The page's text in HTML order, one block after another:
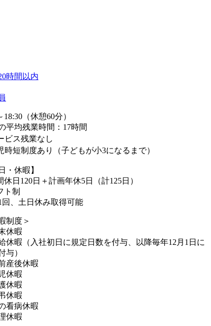
時間以内
18:30（休憩60分）
平均残業時間：17時間
ビス残業なし
時短制度あり（子どもが小3になるまで）
・休暇】
日120日＋計画年休5日（計125日）
ト制
、土日休み取得可能
制度＞
休暇
休暇（入社初日に規定日数を付与、以降毎年12月1日に
与）
産後休暇
休暇
休暇
休暇
看病休暇
休暇